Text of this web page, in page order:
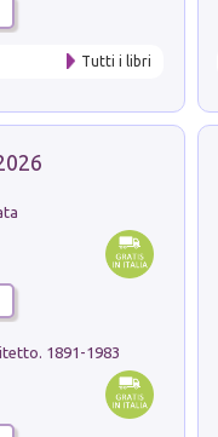
Tutti i libri
1891-1983